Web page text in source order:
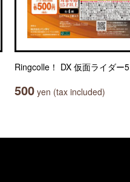
Ringcolle！ DX 仮面ライダー5
500 yen (tax included)